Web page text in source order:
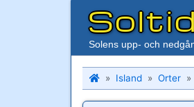
Solens upp- och
Island Orter